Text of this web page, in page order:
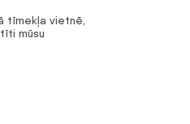
tīmekļa vietnē,
mūsu